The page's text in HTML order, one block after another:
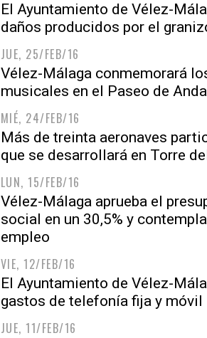
El Ayuntamiento de Vélez-
daños producidos por el
JUE, 25/FEB/16
Vélez-Málaga conmemorará
musicales en el Paseo de
MIÉ, 24/FEB/16
Más de treinta aeronaves
que se desarrollará en Torre
LUN, 15/FEB/16
Vélez-Málaga aprueba el
social en un 30,5% y
empleo
VIE, 12/FEB/16
El Ayuntamiento de Vélez-
gastos de telefonía fija y móvil
JUE, 11/FEB/16